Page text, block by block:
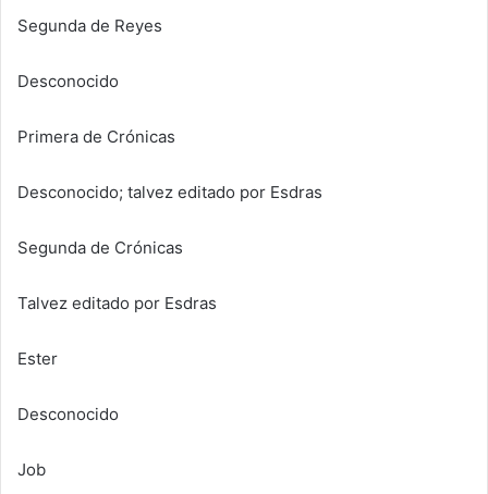
Segunda de Reyes
Desconocido
Primera de Crónicas
Desconocido; talvez editado por Esdras
Segunda de Crónicas
Talvez editado por Esdras
Ester
Desconocido
Job